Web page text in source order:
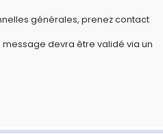
générales, prenez contact
devra être validé via un